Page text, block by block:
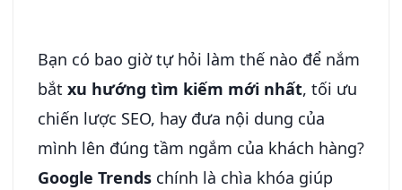
Bạn có bao giờ tự hỏi làm thế nào để nắm
bắt xu hướng tìm kiếm mới nhất, tối ưu
chiến lược SEO, hay đưa nội dung của
mình lên đúng tầm ngắm của khách hàng?
Google Trends chính là chìa khóa giúp